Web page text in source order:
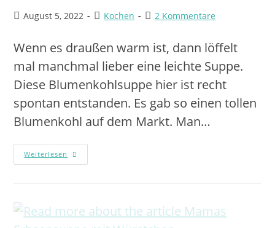
August 5, 2022 Kochen 2 Kommentare
Wenn es draußen warm ist, dann löffelt
mal manchmal lieber eine leichte Suppe.
Diese Blumenkohlsuppe hier ist recht
spontan entstanden. Es gab so einen tollen
Blumenkohl auf dem Markt. Man…
Weiterlesen